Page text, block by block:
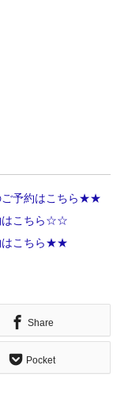
ご予約はこちら★★
はこちら☆☆
はこちら★★
Share
Pocket